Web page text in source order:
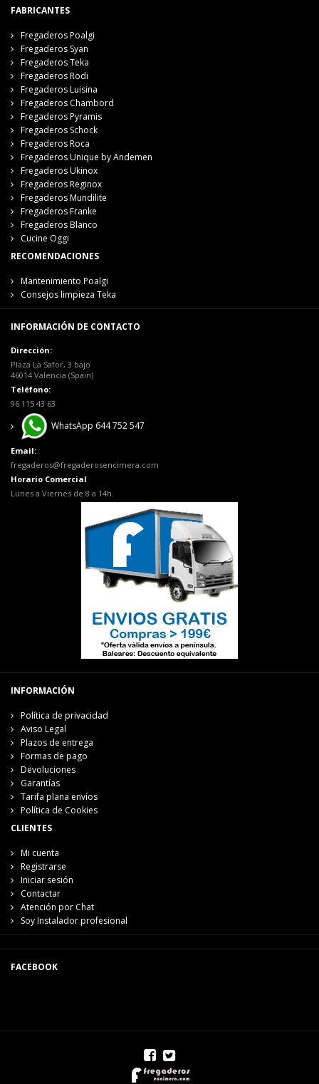
FABRICANTES
Fregaderos Poalgi
Fregaderos Syan
Fregaderos Teka
Fregaderos Rodi
Fregaderos Luisina
Fregaderos Chambord
Fregaderos Pyramis
Fregaderos Schock
Fregaderos Roca
Fregaderos Unique by Andemen
Fregaderos Ukinox
Fregaderos Reginox
Fregaderos Mundilite
Fregaderos Franke
Fregaderos Blanco
Cucine Oggi
RECOMENDACIONES
Mantenimiento Poalgi
Consejos limpieza Teka
INFORMACIÓN DE CONTACTO
Dirección:
Plaza La Safor, 3 bajo
46014 Valencia (Spain)
Teléfono:
96 115 43 63
WhatsApp 644 752 547
Email:
fregaderos@fregaderosencimera.com
Horario Comercial
Lunes a Viernes de 8 a 14h.
INFORMACIÓN
Política de privacidad
Aviso Legal
Plazos de entrega
Formas de pago
Devoluciones
Garantías
Tarifa plana envíos
Política de Cookies
CLIENTES
Mi cuenta
Registrarse
Iniciar sesión
Contactar
Atención por Chat
Soy Instalador profesional
FACEBOOK